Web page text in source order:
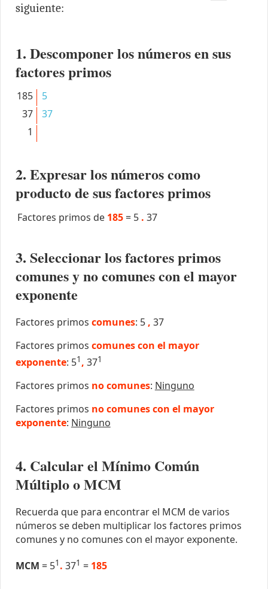
siguiente:
1. Descomponer los números en sus
factores primos
185
5
37
37
1
2. Expresar los números como
producto de sus factores primos
Factores primos de 185 = 5 . 37
3. Seleccionar los factores primos
comunes y no comunes con el mayor
exponente
Factores primos comunes: 5 , 37
Factores primos comunes con el mayor
exponente: 51 , 371
Factores primos no comunes: Ninguno
Factores primos no comunes con el mayor
exponente: Ninguno
4. Calcular el Mínimo Común
Múltiplo o MCM
Recuerda que para encontrar el MCM de varios
números se deben multiplicar los factores primos
comunes y no comunes con el mayor exponente.
MCM = 51 . 371 = 185